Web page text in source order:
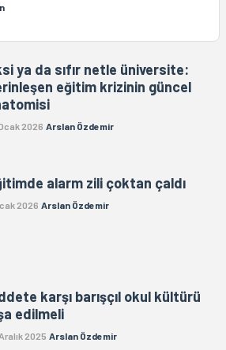
ya da sıfır netle üniversite:
eğitim krizinin güncel
2026 Arslan Özdemir
alarm zili çoktan çaldı
2026 Arslan Özdemir
karşı barışçıl okul kültürü
edilmeli
2025 Arslan Özdemir